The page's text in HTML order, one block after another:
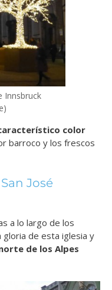
Innsbruck
color
barroco y los frescos
José
a lo largo de los
gloria de esta iglesia y
de los Alpes